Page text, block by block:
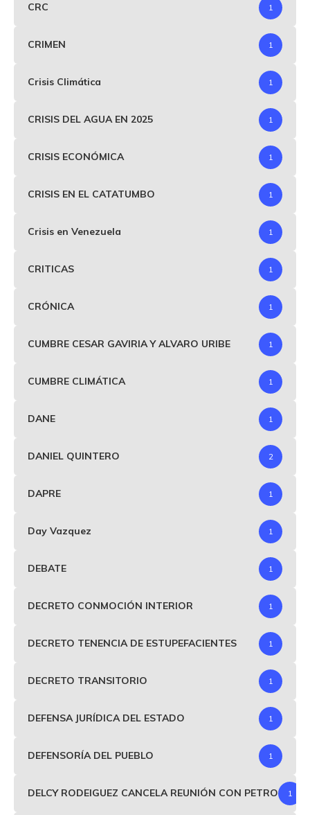
CRC 1
CRIMEN 1
Crisis Climática 1
CRISIS DEL AGUA EN 2025 1
CRISIS ECONÓMICA 1
CRISIS EN EL CATATUMBO 1
Crisis en Venezuela 1
CRITICAS 1
CRÓNICA 1
CUMBRE CESAR GAVIRIA Y ALVARO URIBE 1
CUMBRE CLIMÁTICA 1
DANE 1
DANIEL QUINTERO 2
DAPRE 1
Day Vazquez 1
DEBATE 1
DECRETO CONMOCIÓN INTERIOR 1
DECRETO TENENCIA DE ESTUPEFACIENTES 1
DECRETO TRANSITORIO 1
DEFENSA JURÍDICA DEL ESTADO 1
DEFENSORÍA DEL PUEBLO 1
DELCY RODEIGUEZ CANCELA REUNIÓN CON PETRO 1